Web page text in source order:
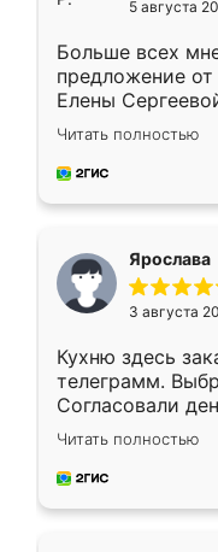
5 августа
Больше всех
предложение
Елены
короткие сроки
для замера
предложил по
Читать полностью
Ярослава
3 августа
Кухню здесь
телеграмм.
Согласовали
недели кухня
довольны
мебель за
Читать полностью